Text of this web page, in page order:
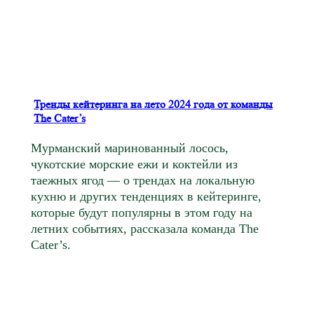
Тренды кейтеринга на лето 2024 года от команды
The Cater’s
Мурманский маринованный лосось,
чукотские морские ежи и коктейли из
таежных ягод — о трендах на локальную
кухню и других тенденциях в кейтеринге,
которые будут популярны в этом году на
летних событиях, рассказала команда The
Cater’s.